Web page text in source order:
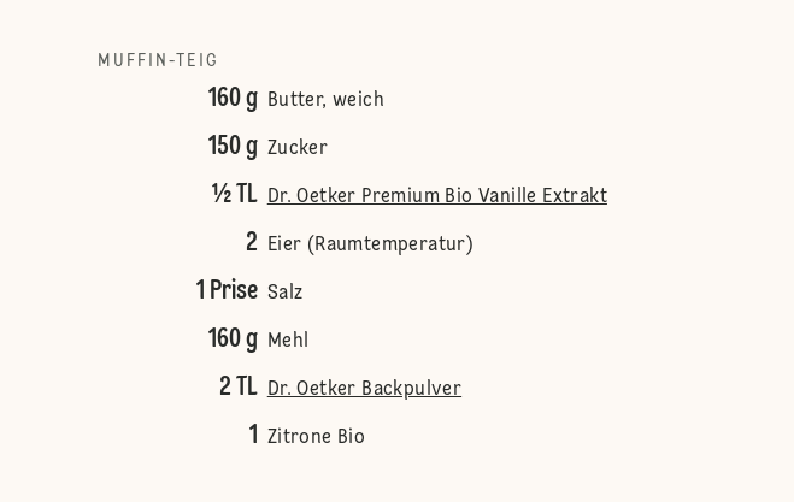
MUFFIN-TEIG
160 g Butter, weich
150 g Zucker
½ TL Dr. Oetker Premium Bio Vanille Extrakt
2 Eier (Raumtemperatur)
1 Prise Salz
160 g Mehl
2 TL Dr. Oetker Backpulver
1 Zitrone Bio